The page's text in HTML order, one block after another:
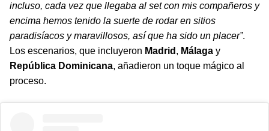
incluso, cada vez que llegaba al set con mis compañeros y
encima hemos tenido la suerte de rodar en sitios
paradisíacos y maravillosos, así que ha sido un placer”.
Los escenarios, que incluyeron Madrid , Málaga y
República Dominicana, añadieron un toque mágico al
proceso.